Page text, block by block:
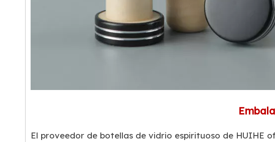
El proveedor de botellas de vidrio espirituoso de HUIHE